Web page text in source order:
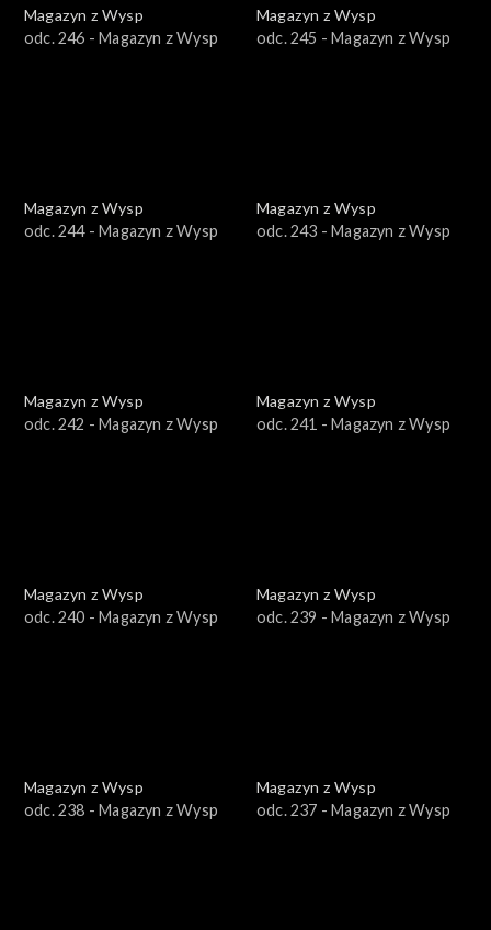
Magazyn z Wysp
odc. 246 - Magazyn z Wysp
Magazyn z Wysp
odc. 245 - Magazyn z Wysp
Magazyn z Wysp
odc. 244 - Magazyn z Wysp
Magazyn z Wysp
odc. 243 - Magazyn z Wysp
Magazyn z Wysp
odc. 242 - Magazyn z Wysp
Magazyn z Wysp
odc. 241 - Magazyn z Wysp
Magazyn z Wysp
odc. 240 - Magazyn z Wysp
Magazyn z Wysp
odc. 239 - Magazyn z Wysp
Magazyn z Wysp
odc. 238 - Magazyn z Wysp
Magazyn z Wysp
odc. 237 - Magazyn z Wysp